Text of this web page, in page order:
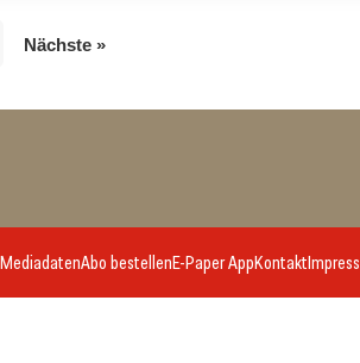
Nächste »
MediadatenAbo bestellenE-Paper AppKontakt